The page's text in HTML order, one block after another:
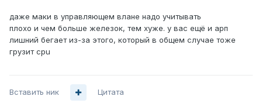
даже маки в управляющем влане надо учитывать
плохо и чем больше железок, тем хуже. у вас ещё и арп
лишний бегает из-за этого, который в общем случае тоже
грузит cpu
Вставить ник Цитата